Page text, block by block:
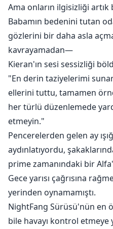
Ama onların ilgisizliği
Babamın bedenini tutan
gözlerini bir daha asla
kavrayamadan—
Kieran'ın sesi sessizliği
"En derin taziyelerimi
ellerini tuttu, tamamen
her türlü düzenlemede
etmeyin."
Pencerelerden gelen ay
aydınlatıyordu,
prime zamanındaki bir
Gece yarısı çağrısına
yerinden oynamamıştı.
NightFang Sürüsü'nün en
bile havayı kontrol etmeye